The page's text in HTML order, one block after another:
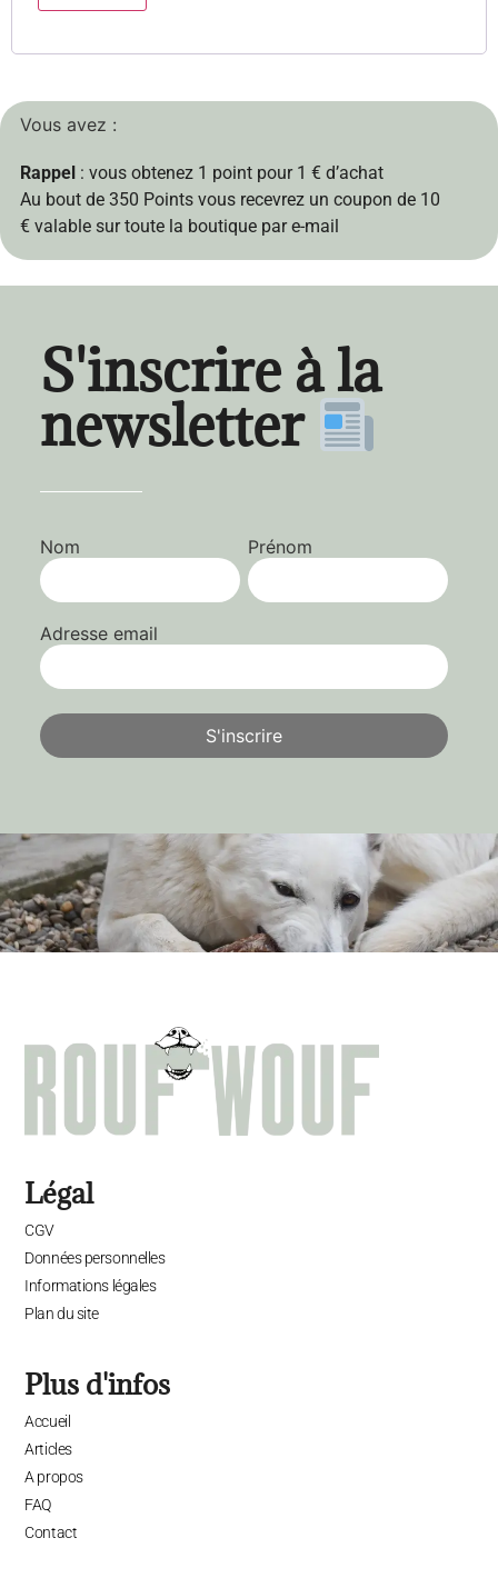
Vous avez :
Rappel: vous obtenez 1 point pour 1 € d’achat
Au bout de 350 Points vous recevrez un coupon de 10
€valable sur toute la boutique par e-mail
S'inscrire à la
newsletter
Nom Prénom
Adresse email
Légal
CGV
Données personnelles
Informations légales
Plan du site
Plus d'infos
Accueil
Articles
A propos
FAQ
Contact